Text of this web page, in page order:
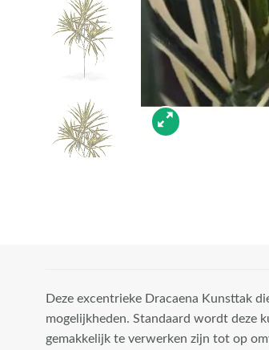
Deze excentrieke Dracaena Kunsttak
mogelijkheden. Standaard wordt deze
gemakkelijk te verwerken zijn tot op